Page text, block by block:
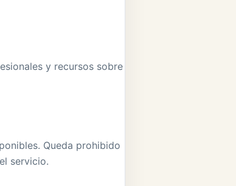
y recursos sobre
Queda prohibido
servicio.